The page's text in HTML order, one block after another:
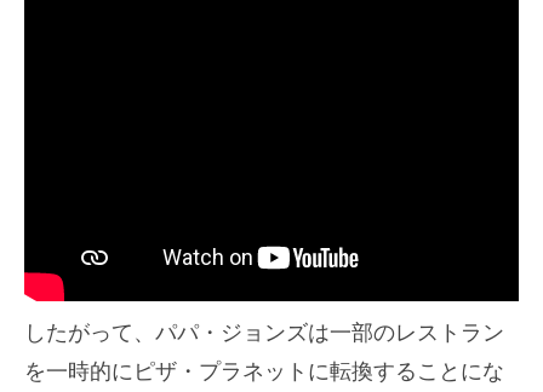
したがって、パパ・ジョンズは一部のレストラン
を一時的にピザ・プラネットに転換することにな